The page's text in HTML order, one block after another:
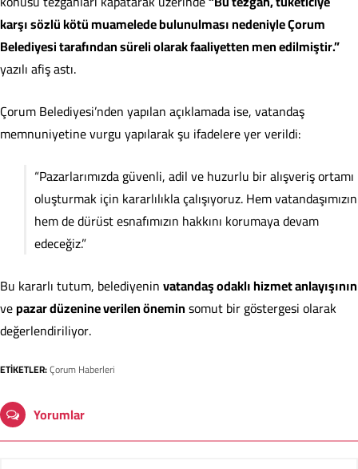
karşı sözlü kötü muamelede bulunulması nedeniyle Çorum
Belediyesi tarafından süreli olarak faaliyetten men edilmiştir.”
yazılı afiş astı.
Çorum Belediyesi’nden yapılan açıklamada ise, vatandaş
memnuniyetine vurgu yapılarak şu ifadelere yer verildi:
“Pazarlarımızda güvenli, adil ve huzurlu bir alışveriş ortamı
oluşturmak için kararlılıkla çalışıyoruz. Hem vatandaşımızın
hem de dürüst esnafımızın hakkını korumaya devam
edeceğiz.”
Bu kararlı tutum, belediyeninvatandaş odaklı hizmet anlayışının
vepazar düzenine verilen öneminsomut bir göstergesi olarak
değerlendiriliyor.
ETİKETLER:Çorum Haberleri
Yorumlar